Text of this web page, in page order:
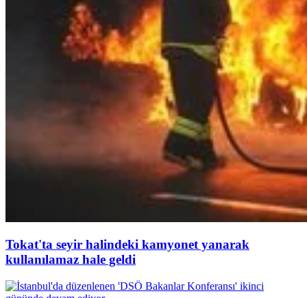
Tokat'ta seyir halindeki kamyonet yanarak
kullanılamaz hale geldi